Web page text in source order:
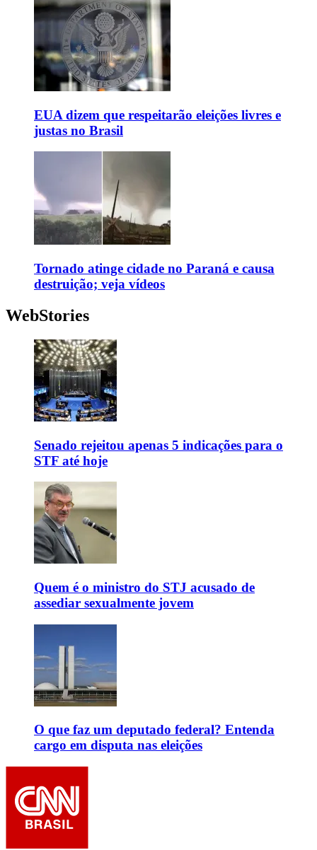
EUA dizem que respeitarão eleições livres e
justas no Brasil
Tornado atinge cidade no Paraná e causa
destruição; veja vídeos
WebStories
Senado rejeitou apenas 5 indicações para o
STF até hoje
Quem é o ministro do STJ acusado de
assediar sexualmente jovem
O que faz um deputado federal? Entenda
cargo em disputa nas eleições